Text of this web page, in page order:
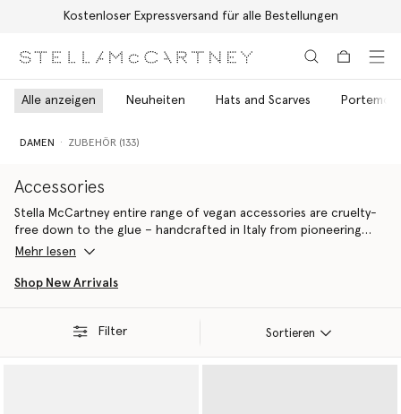
Kostenloser Expressversand für alle Bestellungen
Alle anzeigen Neuheiten Hats and Scarves
DAMEN ZUBEHÖR (133)
Accessories
Stella McCartney entire range of vegan accessories are cruelty-
free down to the glue – handcrafted in Italy from pioneering
materials innovations that do
Ideal for gifting yourself or a fellow eco-warrior, all Stella
handcrafted by artisans in Italy using conscious materials that
Mehr lesen
Shop New Arrivals
Filter Sortieren